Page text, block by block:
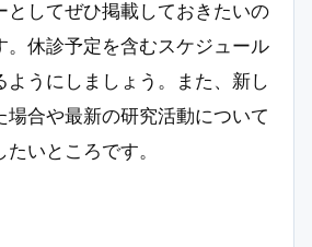
としてぜひ掲載しておきたいの
。休診予定を含むスケジュール
ようにしましょう。また、新し
場合や最新の研究活動について
いところです。